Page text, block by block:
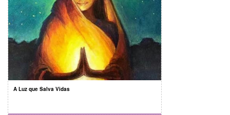
A Luz que Salva Vidas